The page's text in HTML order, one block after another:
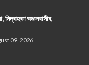
নিদ্ৰাহৰণ অঞ্চলবাসীৰ,
09, 2026